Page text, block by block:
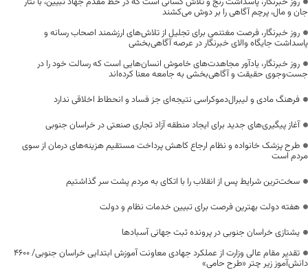
جان و مال، پرچم آگاهی را بر دوش می‌کشند
روز خبرنگار، فرصت مغتنمی برای تجلیل از تلاش‌های ارزشمند اصحاب رسانه و
پاسداشت جایگاه والای خبرنگار در عرصه آگاهی‌بخشی
روز خبرنگار، یادآور مجاهدت‌های خاموش انسان‌هایی است که رسالت خود را در
جست‌وجوی حقیقت و آگاهی‌بخشی به جامعه معنا کرده‌اند
فرهنگ مادی و لیبرال‌دموکراسی نتیجه‌ای جز فساد و انحطاط اخلاقی ندارد
آغاز پیگیری‌های جدید برای ایجاد منطقه آزاد تجاری صنعتی در خراسان جنوبی
طرح پزشک خانواده و نظام ارجاع کاهش پرداخت مستقیم هزینه‌های درمان از سوی
مردم است
سخت‌ترین شرایط پس از انقلاب را با اتکای به مردم پشت سر گذاشتیم
هفته دولت بهترین فرصت برای تبیین خدمات نظام و دولت
یشتازی خراسان جنوبی در پرونده ثبت جهانی آسبادها
تقدیر مقام عالی وزارت از عملکرد جهادی معاونت آموزش ابتدایی خراسان جنوبی/ ۴۶۰۰
دانش‌آموز زیر چتر «طرح حامی»